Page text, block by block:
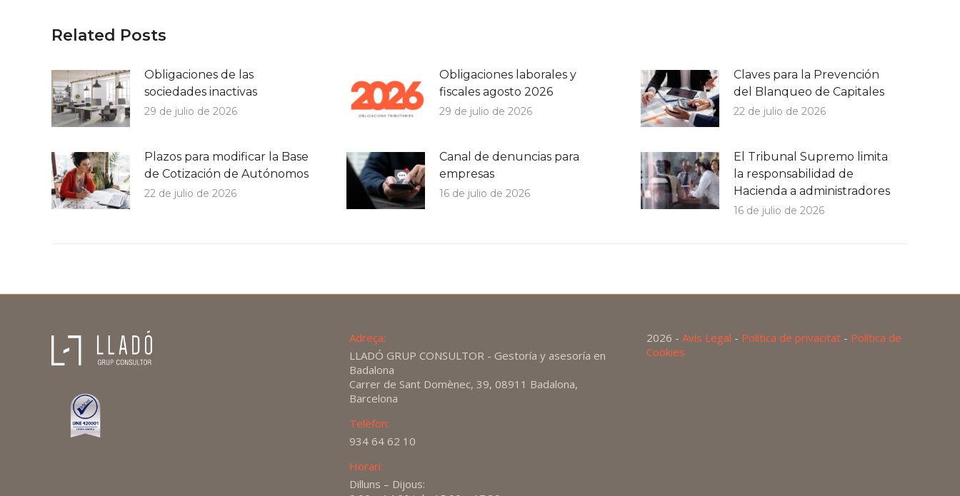
Related Posts
Obligaciones de las
sociedades inactivas
29 de julio de 2026
Obligaciones laborales y
fiscales agosto 2026
29 de julio de 2026
Claves para la Prevención
del Blanqueo de Capitales
22 de julio de 2026
Plazos para modificar la Base
de Cotización de Autónomos
22 de julio de 2026
Canal de denuncias para
empresas
16 de julio de 2026
El Tribunal Supremo limita
la responsabilidad de
Hacienda a administradores
16 de julio de 2026
Adreça:
LLADÓ GRUP CONSULTOR - Gestoría y asesoría en
Badalona
Carrer de Sant Domènec, 39, 08911 Badalona,
Barcelona
Telèfon:
934 64 62 10
Horari:
Dilluns – Dijous:
2026 -Avís Legal - Política de privacitat - Política de
Cookies